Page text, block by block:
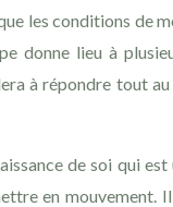
les conditions de
donne lieu à
à répondre tout
de soi qui
en mouvement.